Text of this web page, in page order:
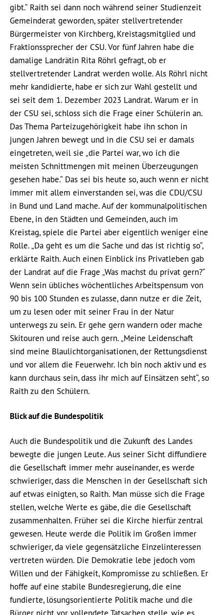
gibt.“ Raith sei dann noch während seiner Studienzeit
Gemeinderat geworden, später stellvertretender
Bürgermeister von Kirchberg, Kreistagsmitglied und
Fraktionssprecher der CSU. Vor fünf Jahren habe die
damalige Landrätin Rita Röhrl gefragt, ob er
stellvertretender Landrat werden wolle. Als Röhrl nicht
mehr kandidierte, habe er sich zur Wahl gestellt und
sei seit dem 1. Dezember 2023 Landrat. Warum er in
der CSU sei, schloss sich die Frage einer Schülerin an.
Das Thema Parteizugehörigkeit habe ihn schon in
jungen Jahren bewegt und in die CSU sei er damals
eingetreten, weil sie „die Partei war, wo ich die
meisten Schnittmengen mit meinen Überzeugungen
gesehen habe.“ Das sei bis heute so, auch wenn er nicht
immer mit allem einverstanden sei, was die CDU/CSU
in Bund und Land mache. Auf der kommunalpolitischen
Ebene, in den Städten und Gemeinden, auch im
Kreistag, spiele die Partei aber eigentlich weniger eine
Rolle. „Da geht es um die Sache und das ist richtig so“,
erklärte Raith. Auch einen Einblick ins Privatleben gab
der Landrat auf die Frage „Was machst du privat gern?“
Wenn sein übliches wöchentliches Arbeitspensum von
90 bis 100 Stunden es zulasse, dann nutze er die Zeit,
um zu lesen oder mit seiner Frau in der Natur
unterwegs zu sein. Er gehe gern wandern oder mache
Skitouren und reise auch gern. „Meine Leidenschaft
sind meine Blaulichtorganisationen, der Rettungsdienst
und vor allem die Feuerwehr. Ich bin noch aktiv und es
kann durchaus sein, dass ihr mich auf Einsätzen seht“, so
Raith zu den Schülern.
Blick auf die Bundespolitik
Auch die Bundespolitik und die Zukunft des Landes
bewegte die jungen Leute. Aus seiner Sicht diffundiere
die Gesellschaft immer mehr auseinander, es werde
schwieriger, dass die Menschen in der Gesellschaft sich
auf etwas einigten, so Raith. Man müsse sich die Frage
stellen, welche Werte es gäbe, die die Gesellschaft
zusammenhalten. Früher sei die Kirche hierfür zentral
gewesen. Heute werde die Politik im Großen immer
schwieriger, da viele gegensätzliche Einzelinteressen
vertreten würden. Die Demokratie lebe jedoch vom
Willen und der Fähigkeit, Kompromisse zu schließen. Er
hoffe auf eine stabile Bundesregierung, die eine
fundierte, lösungsorientierte Politik mache und die